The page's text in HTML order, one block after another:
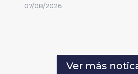
07/08/2026
Ver más